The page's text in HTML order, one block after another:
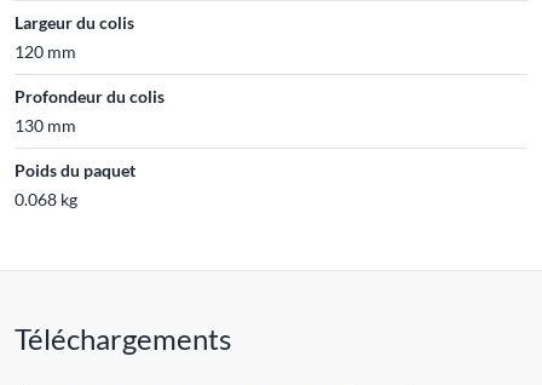
Largeur du colis
120 mm
Profondeur du colis
130 mm
Poids du paquet
0.068 kg
Téléchargements